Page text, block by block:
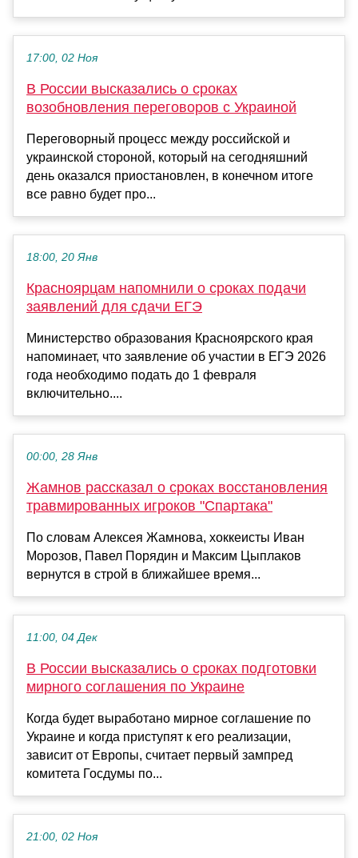
17:00, 02 Ноя
В России высказались о сроках
возобновления переговоров с Украиной
Переговорный процесс между российской и
украинской стороной, который на сегодняшний
день оказался приостановлен, в конечном итоге
все равно будет про...
18:00, 20 Янв
Красноярцам напомнили о сроках подачи
заявлений для сдачи ЕГЭ
Министерство образования Красноярского края
напоминает, что заявление об участии в ЕГЭ 2026
года необходимо подать до 1 февраля
включительно....
00:00, 28 Янв
Жамнов рассказал о сроках восстановления
травмированных игроков "Спартака"
По словам Алексея Жамнова, хоккеисты Иван
Морозов, Павел Порядин и Максим Цыплаков
вернутся в строй в ближайшее время...
11:00, 04 Дек
В России высказались о сроках подготовки
мирного соглашения по Украине
Когда будет выработано мирное соглашение по
Украине и когда приступят к его реализации,
зависит от Европы, считает первый зампред
комитета Госдумы по...
21:00, 02 Ноя